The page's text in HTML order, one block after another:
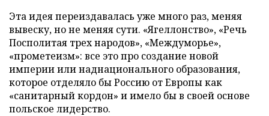
Эта идея переиздавалась уже много раз, меняя
вывеску, но не меняя сути. «Ягеллонство», «Речь
Посполитая трех народов», «Междуморье»,
«прометеизм»: все это про создание новой
империи или наднационального образования,
которое отделяло бы Россию от Европы как
«санитарный кордон» и имело бы в своей основе
польское лидерство.